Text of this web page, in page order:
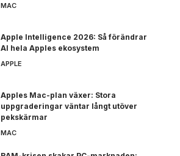
MAC
Apple Intelligence 2026: Så förändrar
AI hela Apples ekosystem
APPLE
Apples Mac-plan växer: Stora
uppgraderingar väntar långt utöver
pekskärmar
MAC